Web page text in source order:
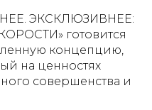
ЭКСКЛЮЗИВНЕЕ:
готовится
концепцию,
на ценностях
совершенства и